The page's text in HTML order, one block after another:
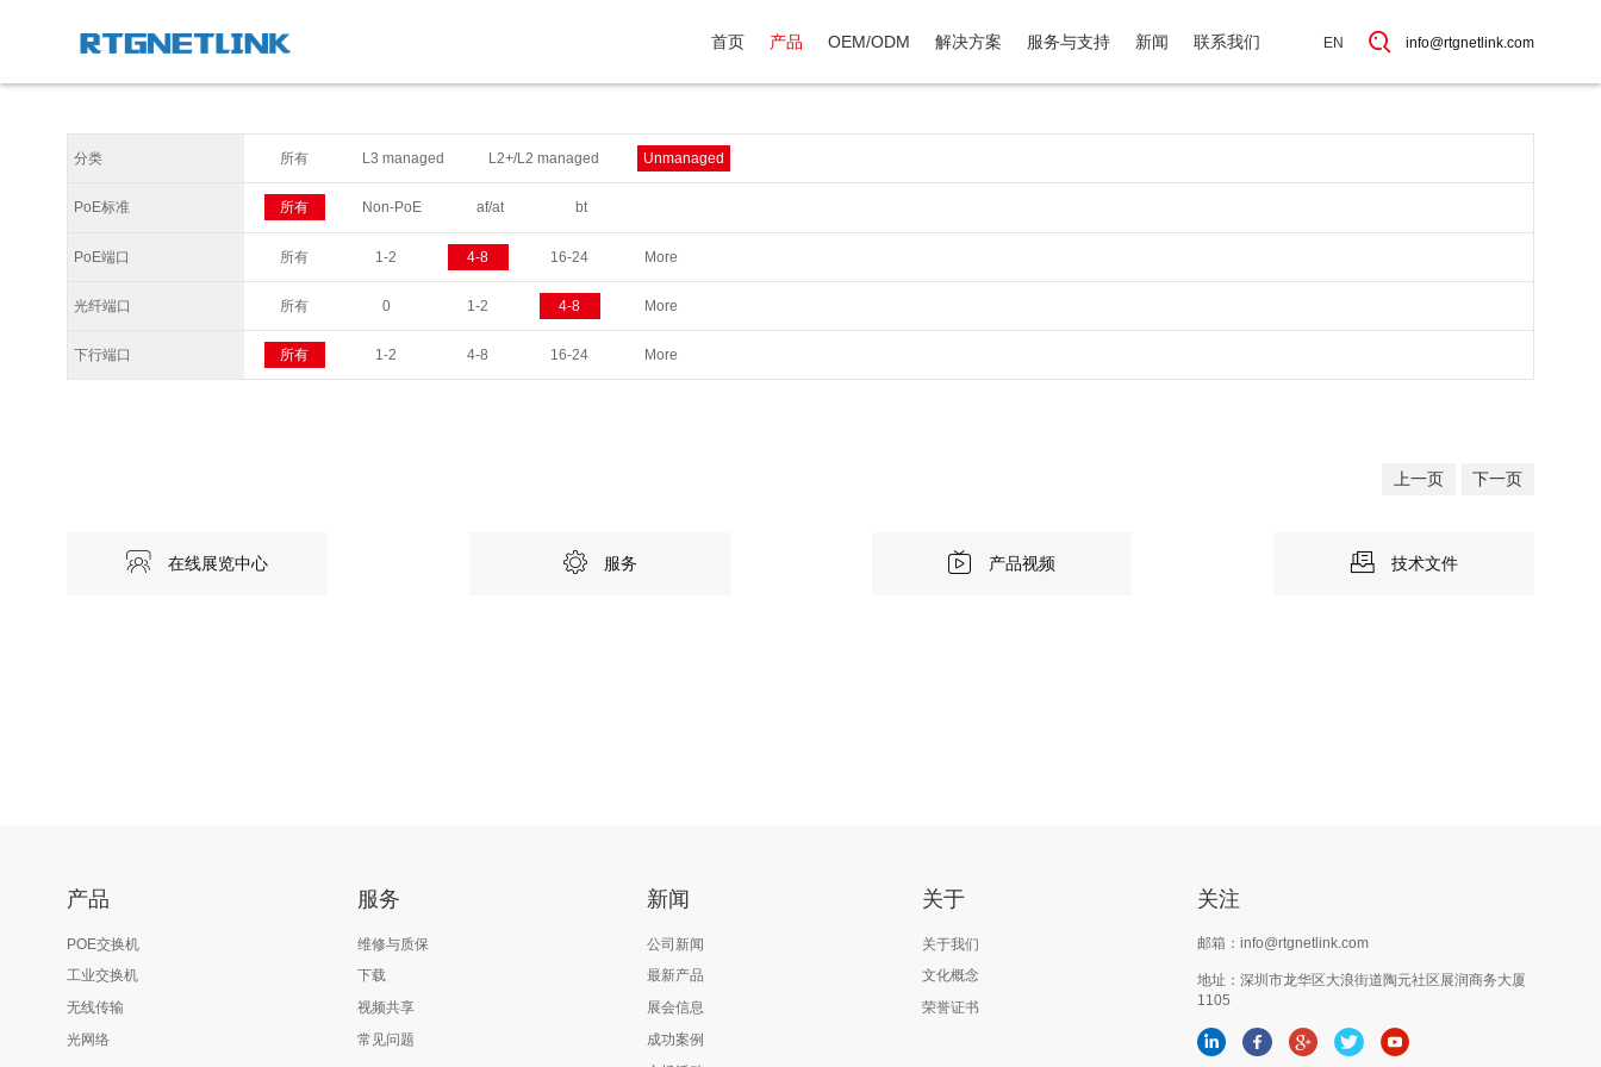
首页 产品 OEM/ODM 解决方案 服务与支持 新闻 联系我们 EN info@rtgnetlink.com
分类 所有 L3 managed L2+/L2 managed Unmanaged
PoE标准 所有 Non-PoE af/at bt
PoE端口 所有 1-2 4-8 16-24 More
光纤端口 所有 0 1-2 4-8 More
下行端口 所有 1-2 4-8 16-24 More
上一页 下一页
在线展览中心 服务 产品视频 技术文件
产品
POE交换机
工业交换机
无线传输
光网络
服务
维修与质保
下载
视频共享
常见问题
新闻
公司新闻
最新产品
展会信息
成功案例
关于
关于我们
文化概念
荣誉证书
关注
邮箱：info@rtgnetlink.com
地址：深圳市龙华区大浪街道陶元社区展润商务大厦
1105